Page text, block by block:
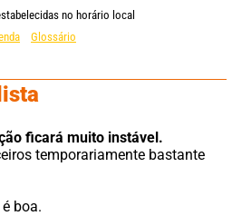
no horário local
Glossário
ficará muito instável.
boa.